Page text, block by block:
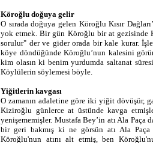
Köroğlu doğuya gelir
O sırada doğuya gelen Köroğlu Kısır
yok etmek. Bir gün Köroğlu bir at gezisinde
sorulur" der ve gider orada bir kale kurar.
köye döndüğünde Köroğlu’nun kalesini
kim olasın ki benim yurdumda saltanat
Köylülerin söylemesi böyle.
Yiğitlerin kavgası
O zamanın adaletine göre iki yiğit dövüşür,
Kiziroğlu günlerce at üstünde kavga
yenişememişler. Mustafa Bey’in atı Ala Paça
bir geri bakmış ki ne görsün atı Ala
Köroğlu'nun atını alt etmiş, ben